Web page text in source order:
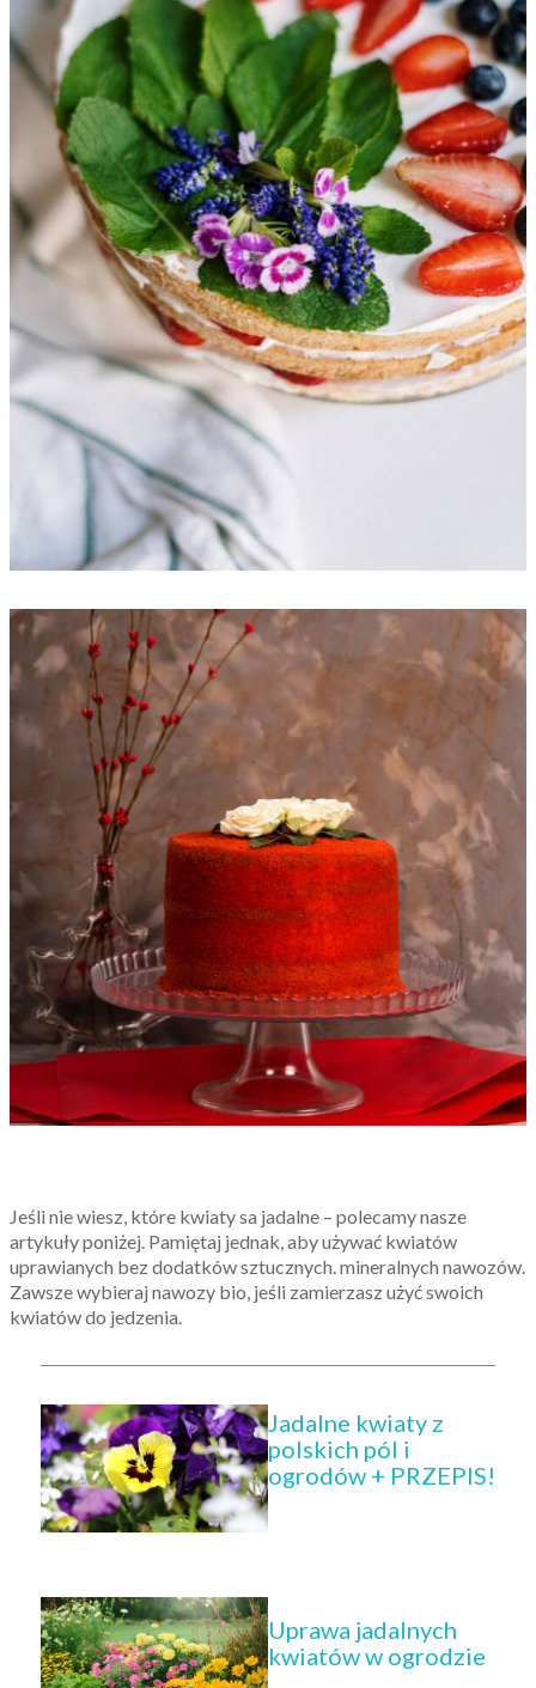
Jeśli nie wiesz, które kwiaty sa jadalne – polecamy nasze
artykuły poniżej. Pamiętaj jednak, aby używać kwiatów
uprawianych bez dodatków sztucznych. mineralnych nawozów.
Zawsze wybieraj nawozy bio, jeśli zamierzasz użyć swoich
kwiatów do jedzenia.
Jadalne kwiaty z
polskich pól i
ogrodów + PRZEPIS!
Uprawa jadalnych
kwiatów w ogrodzie